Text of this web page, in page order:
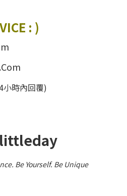
: )
小時內回覆)
Be Yourself.Be Unique